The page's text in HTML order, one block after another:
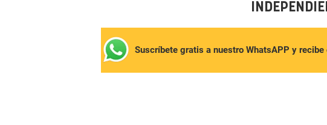
Suscríbete gratis a nuestro WhatsAPP y